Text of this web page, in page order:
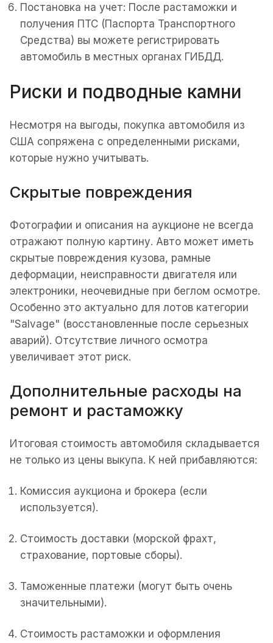
Постановка на учет: После растаможки и
получения ПТС (Паспорта Транспортного
Средства) вы можете регистрировать
автомобиль в местных органах ГИБДД.
Риски и подводные камни
Несмотря на выгоды, покупка автомобиля из
США сопряжена с определенными рисками,
которые нужно учитывать.
Скрытые повреждения
Фотографии и описания на аукционе не всегда
отражают полную картину. Авто может иметь
скрытые повреждения кузова, рамные
деформации, неисправности двигателя или
электроники, неочевидные при беглом осмотре.
Особенно это актуально для лотов категории
"Salvage" (восстановленные после серьезных
аварий). Отсутствие личного осмотра
увеличивает этот риск.
Дополнительные расходы на
ремонт и растаможку
Итоговая стоимость автомобиля складывается
не только из цены выкупа. К ней прибавляются:
Комиссия аукциона и брокера (если
используется).
Стоимость доставки (морской фрахт,
страхование, портовые сборы).
Таможенные платежи (могут быть очень
значительными).
Стоимость растаможки и оформления